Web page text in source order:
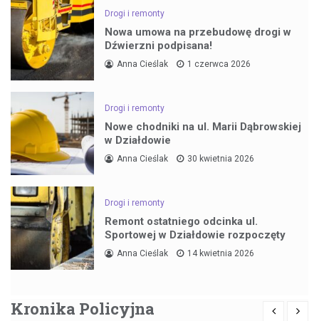
Drogi i remonty
Nowa umowa na przebudowę drogi w
Dźwierzni podpisana!
Anna Cieślak 1 czerwca 2026
Drogi i remonty
Nowe chodniki na ul. Marii Dąbrowskiej
w Działdowie
Anna Cieślak 30 kwietnia 2026
Drogi i remonty
Remont ostatniego odcinka ul.
Sportowej w Działdowie rozpoczęty
Anna Cieślak 14 kwietnia 2026
Kronika Policyjna